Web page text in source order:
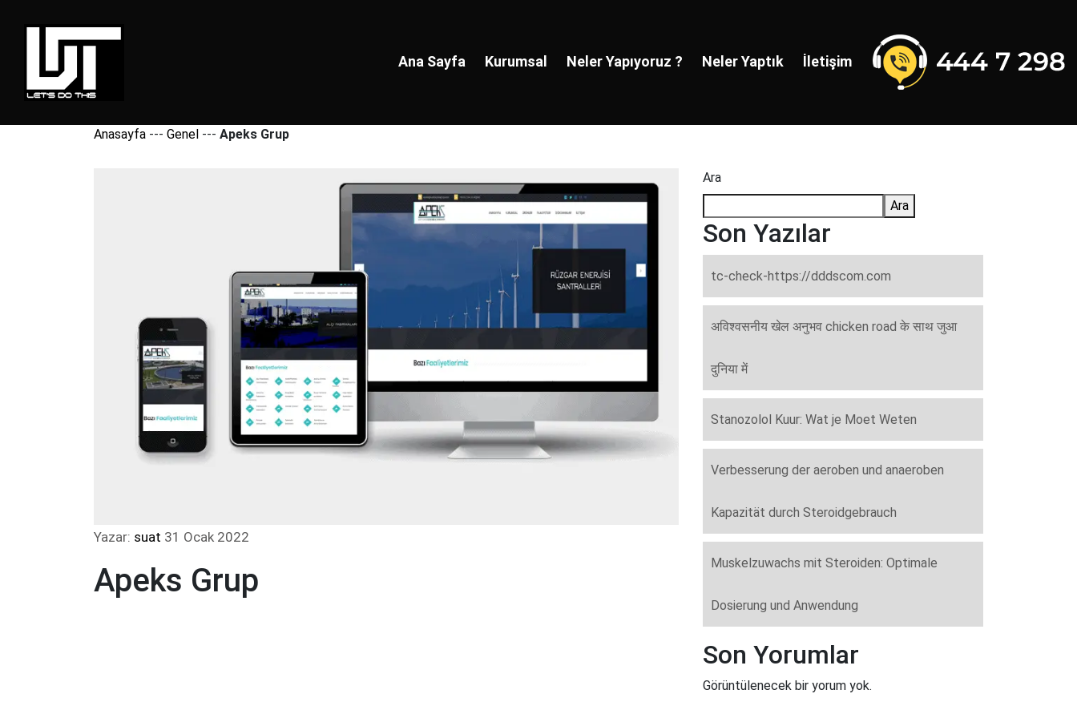
Ana Sayfa Kurumsal Neler Yapıyoruz ? Neler Yaptık İletişim
Anasayfa --- Genel --- Apeks Grup
Yazar: suat 31 Ocak 2022
Apeks Grup
Ara
Ara
Son Yazılar
tc-check-https://dddscom.com
अविश्वसनीय खेल अनुभव chicken road के साथ जुआ
दुनिया में
Stanozolol Kuur: Wat je Moet Weten
Verbesserung der aeroben und anaeroben
Kapazität durch Steroidgebrauch
Muskelzuwachs mit Steroiden: Optimale
Dosierung und Anwendung
Son Yorumlar
Görüntülenecek bir yorum yok.